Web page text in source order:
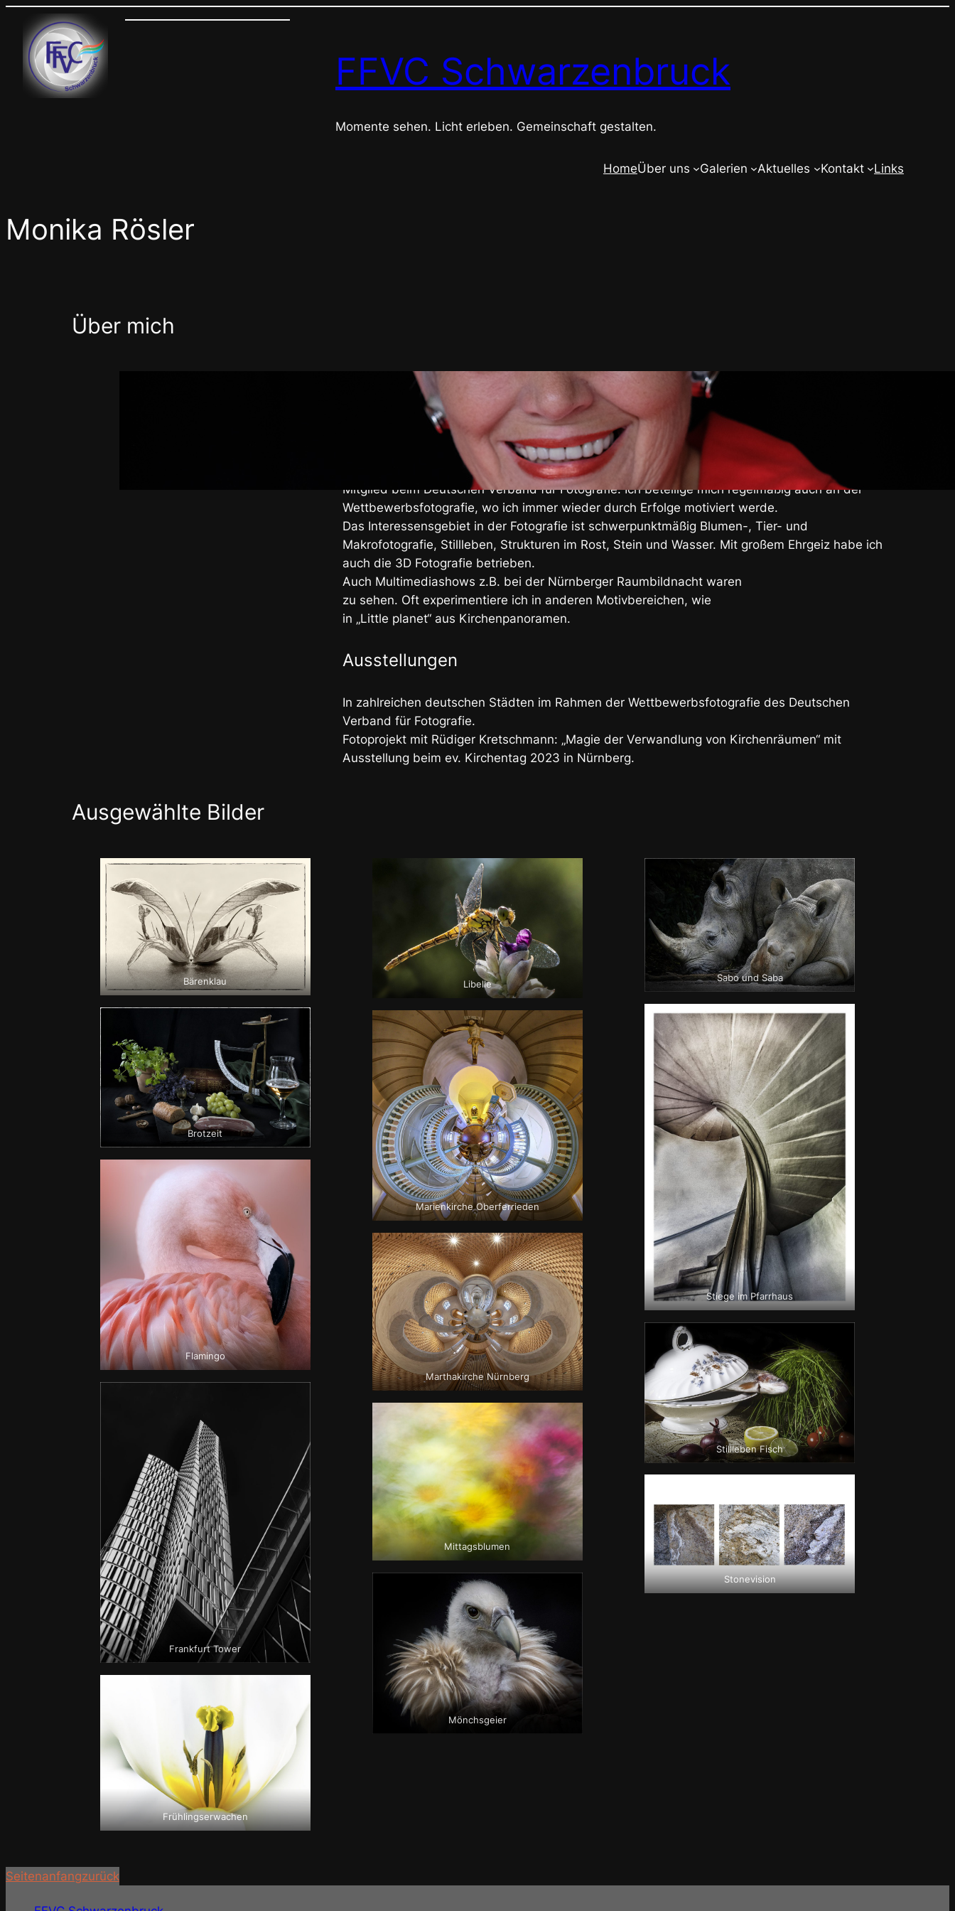
FFVC Schwarzenbruck
Momente sehen. Licht erleben. Gemeinschaft gestalten.
HomeÜber uns Galerien Aktuelles Kontakt Links
Monika Rösler
Über mich
DIE FOTOGRAFIE BEGLEITET MEIN LEBEN
Seit dem Jahr 2000 beschäftige ich mich mit digitaler Fotografie und Bildbearbeitung. Ich gab
Kurse auch zu diesem Thema in verschiedenen Bildungseinrichtungen.
Ich bin Mitglied im Film Foto Videoklub Schwarzenbruck und im Nürnberger Photoklub sowie
Mitglied beim Deutschen Verband für Fotografie. Ich beteilige mich regelmäßig auch an der
Wettbewerbsfotografie, wo ich immer wieder durch Erfolge motiviert werde.
Das Interessensgebiet in der Fotografie ist schwerpunktmäßig Blumen-, Tier- und
Makrofotografie, Stillleben, Strukturen im Rost, Stein und Wasser. Mit großem Ehrgeiz habe ich
auch die 3D Fotografie betrieben.
Auch Multimediashows z.B. bei der Nürnberger Raumbildnacht waren
zu sehen. Oft experimentiere ich in anderen Motivbereichen, wie
in „Little planet“ aus Kirchenpanoramen.
Ausstellungen
In zahlreichen deutschen Städten im Rahmen der Wettbewerbsfotografie des Deutschen
Verband für Fotografie.
Fotoprojekt mit Rüdiger Kretschmann: „Magie der Verwandlung von Kirchenräumen“ mit
Ausstellung beim ev. Kirchentag 2023 in Nürnberg.
Ausgewählte Bilder
Bärenklau
Brotzeit
Flamingo
Frankfurt Tower
Frühlingserwachen
Libelle
Marienkirche Oberferrieden
Marthakirche Nürnberg
Mittagsblumen
Mönchsgeier
Sabo und Saba
Stiege im Pfarrhaus
Stillleben Fisch
Stonevision
Seitenanfangzurück